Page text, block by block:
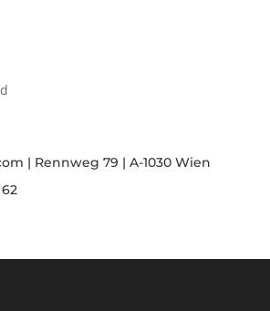
| Rennweg 79 | A-1030 Wien